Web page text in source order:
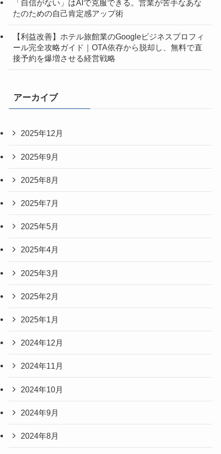
「自信がない」はAIで克服できる。営業が苦手なあな
たのための自己肯定感アップ術
【利益改善】ホテル旅館業のGoogleビジネスプロフィ
ール完全攻略ガイド｜OTA依存から脱却し、無料で直
接予約を爆増させる経営戦略
アーカイブ
2025年12月
2025年9月
2025年8月
2025年7月
2025年5月
2025年4月
2025年3月
2025年2月
2025年1月
2024年12月
2024年11月
2024年10月
2024年9月
2024年8月